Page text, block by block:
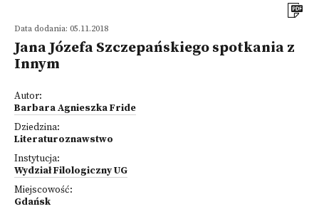
Data dodania: 05.11.2018
Jana Józefa Szczepańskiego spotkania z
Innym
Autor:
Barbara Agnieszka Fride
Dziedzina:
Literaturoznawstwo
Instytucja:
Wydział Filologiczny UG
Miejscowość:
Gdańsk